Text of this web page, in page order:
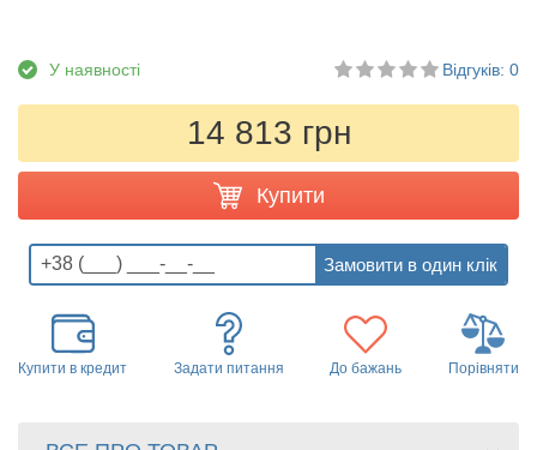
У наявності Відгуків: 0
14 813 грн
Купити
Купити в кредит Задати питання До бажань Порівняти